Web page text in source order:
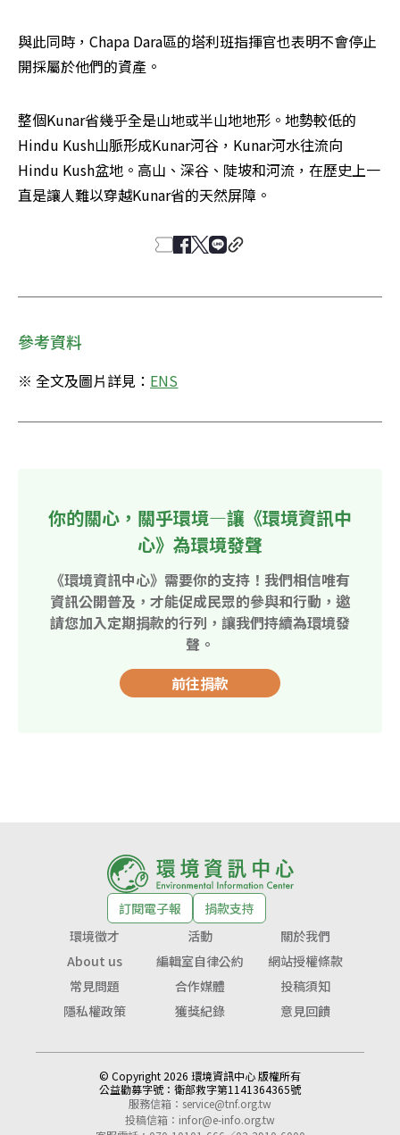
與此同時，Chapa Dara區的塔利班指揮官也表明不會停止
開採屬於他們的資產。
整個Kunar省幾乎全是山地或半山地地形。地勢較低的
Hindu Kush山脈形成Kunar河谷，Kunar河水往流向
Hindu Kush盆地。高山、深谷、陡坡和河流，在歷史上一
直是讓人難以穿越Kunar省的天然屏障。
參考資料
※ 全文及圖片詳見： ENS
你的關心，關乎環境—讓《環境資訊中
心》為環境發聲
《環境資訊中心》需要你的支持！我們相信唯有
資訊公開普及，才能促成民眾的參與和行動，邀
請您加入定期捐款的行列，讓我們持續為環境發
聲。
前往捐款
訂閱電子報
捐款支持
環境徵才
活動
關於我們
About us
編輯室自律公約
網站授權條款
常見問題
合作媒體
投稿須知
隱私權政策
獲獎紀錄 意見回饋
© Copyright 2026 環境資訊中心 版權所有
公益勸募字號： 衛部救字第1141364365號
服務信箱： service@tnf.org.tw
投稿信箱： infor@e-info.org.tw